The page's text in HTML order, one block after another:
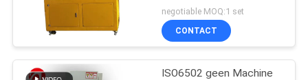
de Machine
Tweelingschroef voor
pvc-de PA van PC
negotiable MOQ:1 set
CONTACT
ISO6502 geen Machine